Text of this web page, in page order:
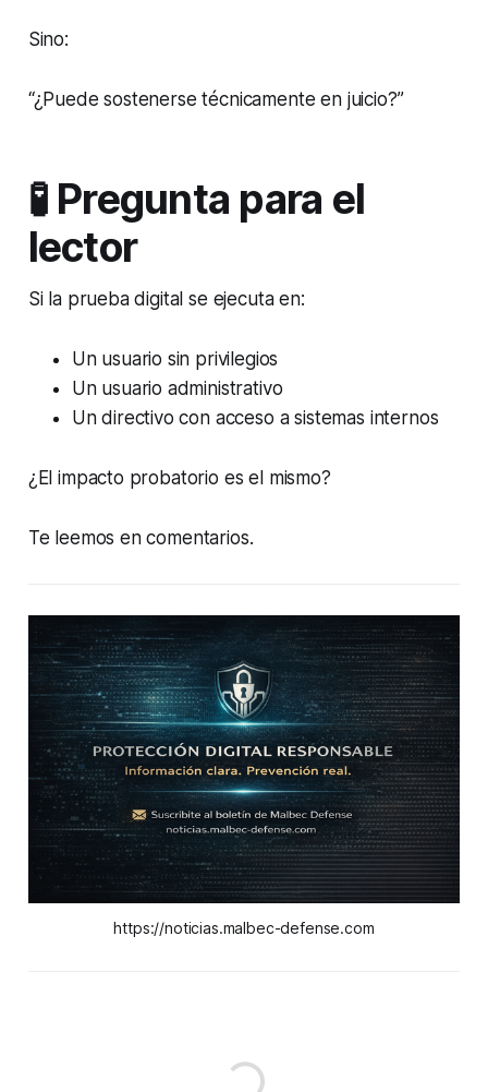
Sino:
“¿Puede sostenerse técnicamente en juicio?”
🧪 Pregunta para el
lector
Si la prueba digital se ejecuta en:
Un usuario sin privilegios
Un usuario administrativo
Un directivo con acceso a sistemas internos
¿El impacto probatorio es el mismo?
Te leemos en comentarios.
https://noticias.malbec-defense.com